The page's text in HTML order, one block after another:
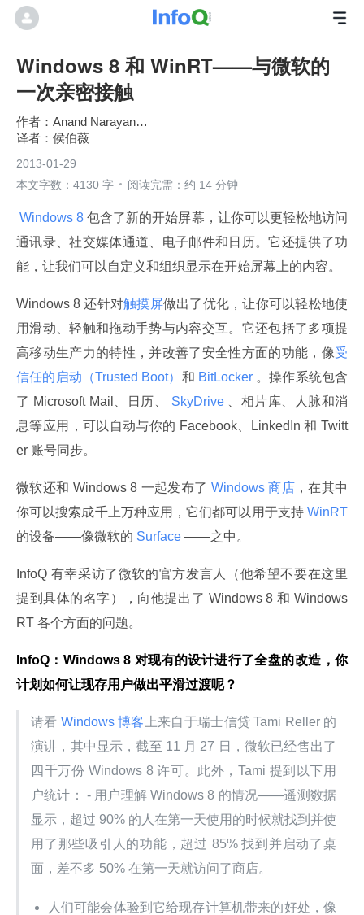
Windows 8 和 WinRT——与微软的
一次亲密接触
Anand Narayanaswamy
侯伯薇
2013-01-29
本文字数：4130 字
阅读完需：约 14 分钟
Windows 8 包含了新的开始屏幕，让你可以更轻松地访问
通讯录、社交媒体通道、电子邮件和日历。它还提供了功
能，让我们可以自定义和组织显示在开始屏幕上的内容。
Windows 8 还针对触摸屏做出了优化，让你可以轻松地使
用滑动、轻触和拖动手势与内容交互。它还包括了多项提
高移动生产力的特性，并改善了安全性方面的功能，像受
信任的启动（Trusted Boot） 和 BitLocker 。操作系统包含
了 Microsoft Mail、日历、
SkyDrive
、相片库、人脉和消
息等应用，可以自动与你的 Facebook、LinkedIn 和 Twitt
er 账号同步。
微软还和 Windows 8 一起发布了 Windows 商店，在其中
你可以搜索成千上万种应用，它们都可以用于支持
的设备——像微软的 Surface ——之中。
InfoQ 有幸采访了微软的官方发言人（他希望不要在这里
提到具体的名字），向他提出了 Windows 8 和 Windows
RT 各个方面的问题。
InfoQ：Windows 8 对现有的设计进行了全盘的改造，你
计划如何让现存用户做出平滑过渡呢？
请看 Windows 博客 上来自于瑞士信贷 Tami Reller 的
演讲，其中显示，截至 11 月 27 日，微软已经售出了
四千万份 Windows 8 许可。此外，Tami 提到以下用
户统计： - 用户理解 Windows 8 的情况——遥测数据
显示，超过 90% 的人在第一天使用的时候就找到并使
用了那些吸引人的功能，超过 85% 找到并启动了桌
面，差不多 50% 在第一天就访问了商店。
人们可能会体验到它给现存计算机带来的好处，像